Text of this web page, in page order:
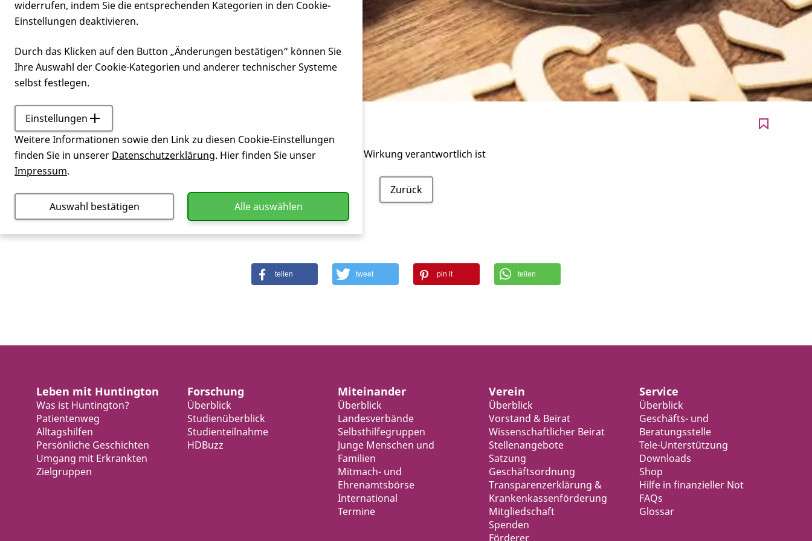
Wirkstoff
Inhaltsstoff eines Medikamentes, der für die angestrebte Wirkung verantwortlich ist
Zurück
teilen tweet pin it teilen
Leben mit Huntington
Was ist Huntington?
Patientenweg
Alltagshilfen
Persönliche Geschichten
Umgang mit Erkrankten
Zielgruppen
Forschung
Überblick
Studienüberblick
Studienteilnahme
HDBuzz
Miteinander
Überblick
Landesverbände
Selbsthilfegruppen
Junge Menschen und
Familien
Mitmach- und
Ehrenamtsbörse
International
Termine
Verein
Überblick
Vorstand & Beirat
Wissenschaftlicher Beirat
Stellenangebote
Satzung
Geschäftsordnung
Transparenzerklärung &
Krankenkassenförderung
Mitgliedschaft
Spenden
Förderer
Service
Überblick
Geschäfts- und
Beratungsstelle
Tele-Unterstützung
Downloads
Shop
Hilfe in finanzieller Not
FAQs
Glossar
widerrufen, indem Sie die entsprechenden Kategorien in den Cookie-
Einstellungen deaktivieren.
Durch das Klicken auf den Button „Änderungen bestätigen“ können Sie
Ihre Auswahl der Cookie-Kategorien und anderer technischer Systeme
selbst festlegen.
Einstellungen
Weitere Informationen sowie den Link zu diesen Cookie-Einstellungen
finden Sie in unserer Datenschutzerklärung. Hier finden Sie unser
Impressum.
Alle auswählen
Auswahl bestätigen